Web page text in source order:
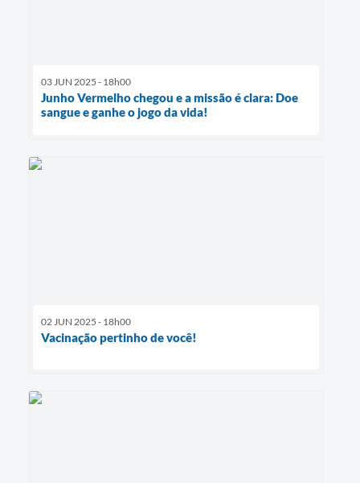
03 JUN 2025 - 18h00
Junho Vermelho chegou e a missão é clara: Doe
sangue e ganhe o jogo da vida!
02 JUN 2025 - 18h00
Vacinação pertinho de você!